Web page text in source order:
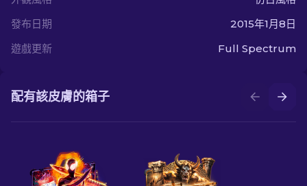
發布日期
2015年1月8日
遊戲更新
Full Spectrum
配有該皮膚的箱子